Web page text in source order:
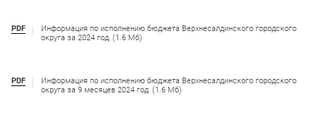
PDF
Информация по исполнению бюджета Верхнесалдинского городского
округа за 2024 год (1.6 Мб)
PDF
Информация по исполнению бюджета Верхнесалдинского городского
округа за 9 месяцев 2024 год (1.6 Мб)